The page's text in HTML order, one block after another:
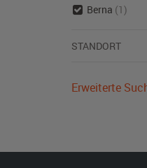
Berna (1)
STANDORT
Erweiterte